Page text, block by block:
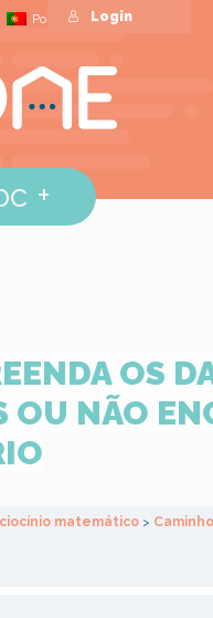
Português
+
Login
OS
OU NÃO
matemático